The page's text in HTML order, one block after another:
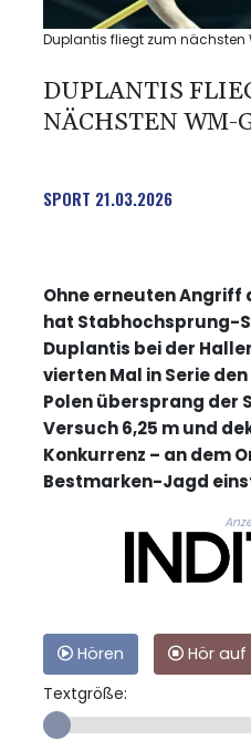
Duplantis fliegt zum nächsten
DUPLANTIS
NÄCHSTEN WM-
SPORT 21.03.2026
Ohne erneuten Angriff
hat Stabhochsprung-
Duplantis bei der
vierten Mal in Serie
Polen übersprang der
Versuch 6,25 m und
Konkurrenz – an dem
Bestmarken-Jagd
Hören
Hör auf
Textgröße: